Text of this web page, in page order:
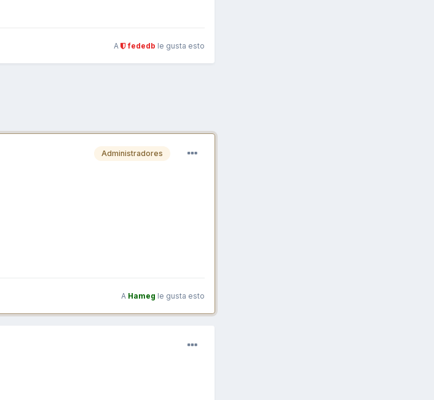
A fededb le gusta esto
Administradores
A Hameg le gusta esto